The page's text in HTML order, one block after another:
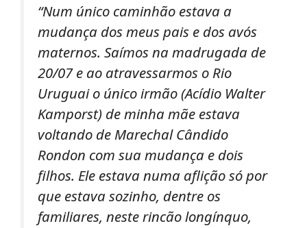
“Num único caminhão estava a
mudança dos meus pais e dos avós
maternos. Saímos na madrugada de
20/07 e ao atravessarmos o Rio
Uruguai o único irmão (Acídio Walter
Kamporst) de minha mãe estava
voltando de Marechal Cândido
Rondon com sua mudança e dois
filhos. Ele estava numa aflição só por
que estava sozinho, dentre os
familiares, neste rincão longínquo,